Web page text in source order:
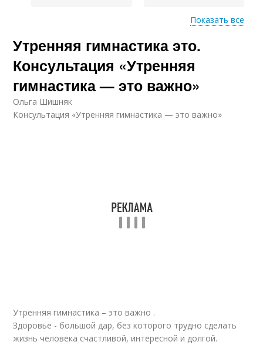
Гимнастики в
детском саду
Показать все
Утренняя гимнастика это.
Консультация «Утренняя
гимнастика — это важно»
Ольга Шишняк
Консультация «Утренняя гимнастика — это важно»
Утренняя гимнастика – это важно .
Здоровье - большой дар, без которого трудно сделать
жизнь человека счастливой, интересной и долгой.